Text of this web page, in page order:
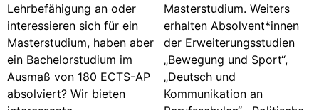
Lehrbefähigung an oder
interessieren sich für ein
Masterstudium, haben aber
ein Bachelorstudium im
Ausmaß von 180 ECTS-AP
absolviert? Wir bieten
Masterstudium. Weiters
erhalten Absolvent*innen
der Erweiterungsstudien
„Bewegung und Sport“,
„Deutsch und
Kommunikation an